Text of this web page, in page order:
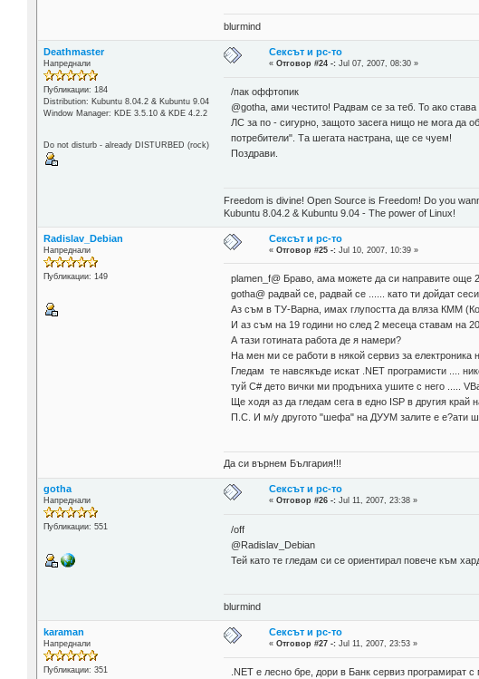
blurmind
Deathmaster
Напреднали
Публикации: 184
Distribution: Kubuntu 8.04.2 & Kubuntu 9.04
Window Manager: KDE 3.5.10 & KDE 4.2.2
Do not disturb - already DISTURBED (rock)
Сексът и pc-то
«Отговор #24 -: Jul 07, 2007, 08:30 »
/пак оффтопик
@gotha, ами честито! Радвам се за теб. То ако
ЛС за по - сигурно, защото засега нищо не мога да
потребители". Та шегата настрана, ще се чуем!
Поздрави.
Freedom is divine! Open Source is Freedom! Do you
Kubuntu 8.04.2 & Kubuntu 9.04 - The power of Linux!
Radislav_Debian
Напреднали
Публикации: 149
Сексът и pc-то
«Отговор #25 -: Jul 10, 2007, 10:39 »
plamen_f@ Браво, ама можете да си направите още
gotha@ радвай се, радвай се ...... като ти дойдат
Аз съм в ТУ-Варна, имах глупостта да вляза КММ
И аз съм на 19 години но след 2 месеца ставам на
А тази готината работа де я намери?
На мен ми се работи в някой сервиз за електроника
Гледам те навсякъде искат .NET програмисти ....
туй C# дето вички ми продъниха ушите с него .....
Ще ходя аз да гледам сега в едно ISP в другия край
П.С. И м/у другото "шефа" на ДУУМ залите е е?ати
Да си върнем България!!!
gotha
Напреднали
Публикации: 551
Сексът и pc-то
«Отговор #26 -: Jul 11, 2007, 23:38 »
/off
@Radislav_Debian
Тей като те гледам си се ориентирал повече към
blurmind
karaman
Напреднали
Публикации: 351
Сексът и pc-то
«Отговор #27 -: Jul 11, 2007, 23:53 »
.NET е лесно бре, дори в Банк сервиз програмират